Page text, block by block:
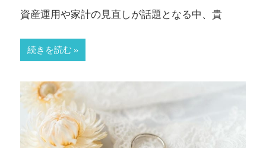
資産運用や家計の見直しが話題となる中、貴
続きを読む